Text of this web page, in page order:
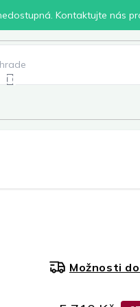
Kontaktujte nás
Možnosti